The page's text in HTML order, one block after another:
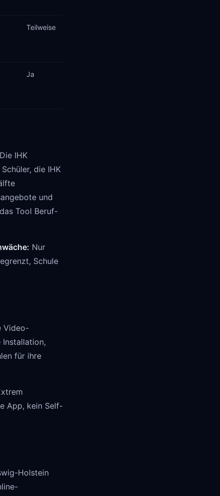
Teilweise
Ja
IHK
die IHK
und
Tool Beruf-
Nur
Schule
Video-
Installation,
für ihre
App, kein Self-
Holstein